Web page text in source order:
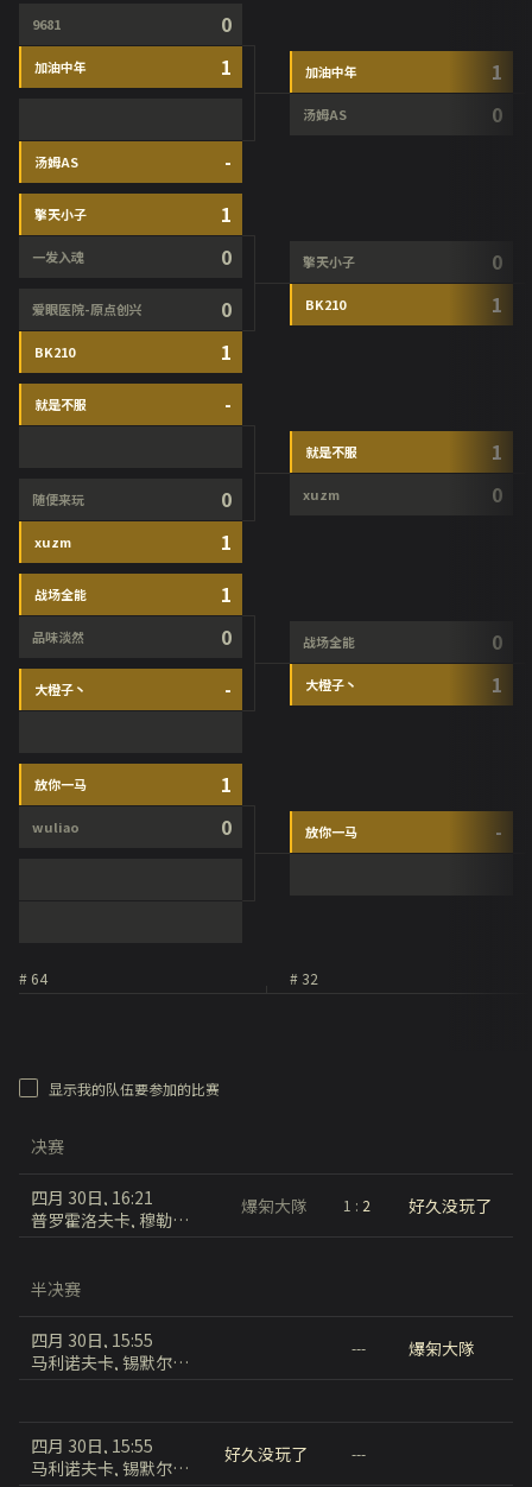
9681 0
加油中年 1
汤姆AS -
擎天小子 1
一发入魂 0
爱眼医院-原点创兴 0
BK210 1
就是不服 -
随便来玩 0
xuzm 1
战场全能 1
品味淡然 0
大橙子丶 -
放你一马 1
wuliao 0
加油中年 1
汤姆AS 0
擎天小子 0
BK210 1
就是不服 1
xuzm 0
战场全能 0
大橙子丶 1
放你一马 -
# 64 # 32
显示我的队伍要参加的比赛
决赛
四月 30日, 16:21
普罗霍洛夫卡, 穆勒万卡
爆匊大隊 1 : 2 好久没玩了
半决赛
四月 30日, 15:55
马利诺夫卡, 锡默尔斯多夫
--- 爆匊大隊
四月 30日, 15:55
马利诺夫卡, 锡默尔斯多夫
好久没玩了 ---